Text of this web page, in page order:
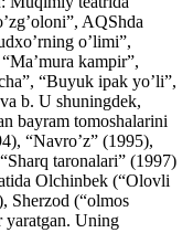
AQShda
o’limi”,
kampir”,
“Buyuk ipak yo’li”,
b. U shuningdek,
bayram tomoshalarini
“Navro’z” (1995),
taronalari” (1997)
Olchinbek (“Olovli
Sherzod (“olmos
yaratgan. Uning